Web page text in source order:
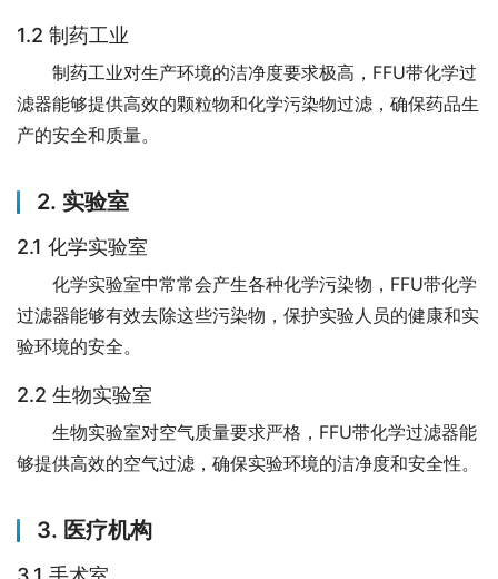
1.2 制药工业
制药工业对生产环境的洁净度要求极高，FFU带化学过
滤器能够提供高效的颗粒物和化学污染物过滤，确保药品生
产的安全和质量。
2. 实验室
2.1 化学实验室
化学实验室中常常会产生各种化学污染物，FFU带化学
过滤器能够有效去除这些污染物，保护实验人员的健康和实
验环境的安全。
2.2 生物实验室
生物实验室对空气质量要求严格，FFU带化学过滤器能
够提供高效的空气过滤，确保实验环境的洁净度和安全性。
3. 医疗机构